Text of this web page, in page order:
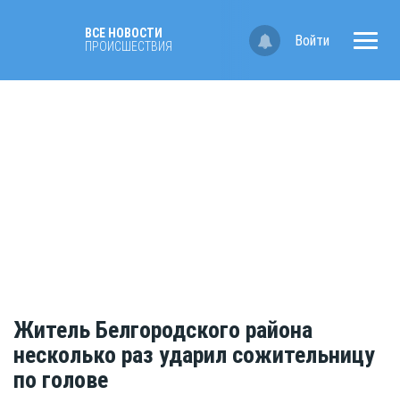
ВСЕ НОВОСТИ
ПРОИСШЕСТВИЯ
Войти
Житель Белгородского района
несколько раз ударил сожительницу
по голове